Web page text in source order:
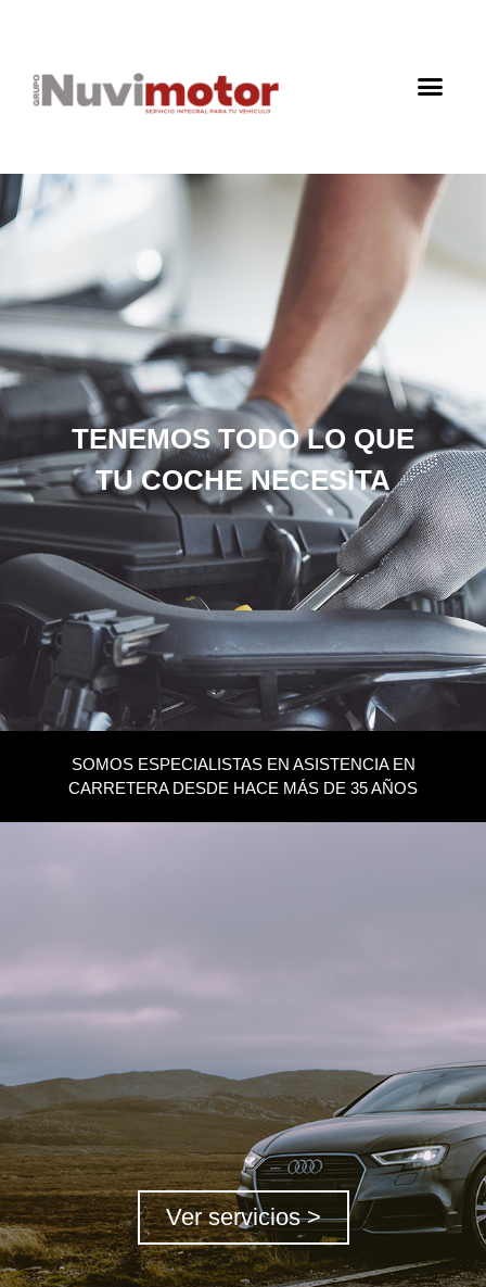
TENEMOS TODO LO QUE
TU COCHE NECESITA
SOMOS ESPECIALISTAS EN ASISTENCIA EN
CARRETERA DESDE HACE MÁS DE 35 AÑOS
Ver servicios >